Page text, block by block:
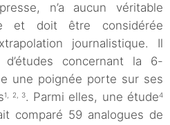
n’a aucun véritable
et doit être considérée
journalistique. Il
concernant la 6-
une poignée porte sur ses
1, 2, 3. Parmi elles, une étude4
comparé 59 analogues de